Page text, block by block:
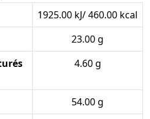
1925.00 kJ/ 460.00 kcal
23.00 g
4.60 g
54.00 g